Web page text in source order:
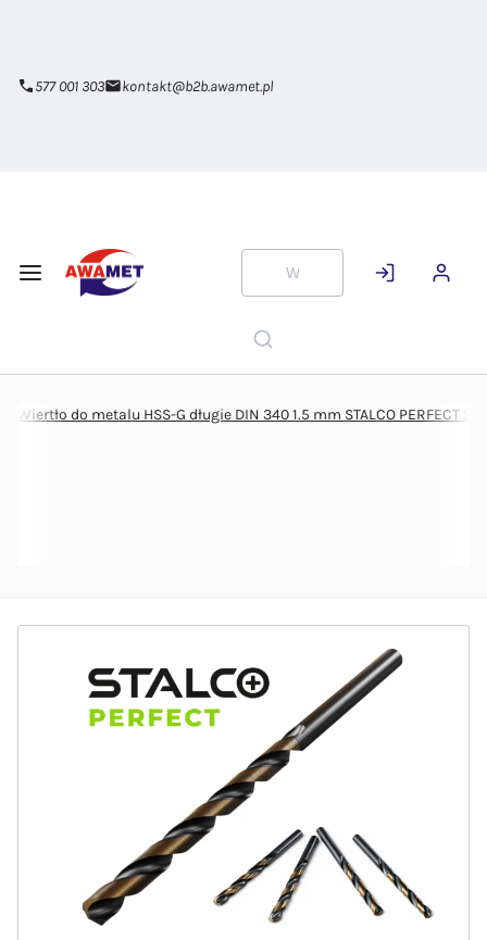
577 001 303
kontakt@b2b.awamet.pl
Wiertło do metalu HSS-G długie DIN 340 1.5 mm STALCO PERFECT S-